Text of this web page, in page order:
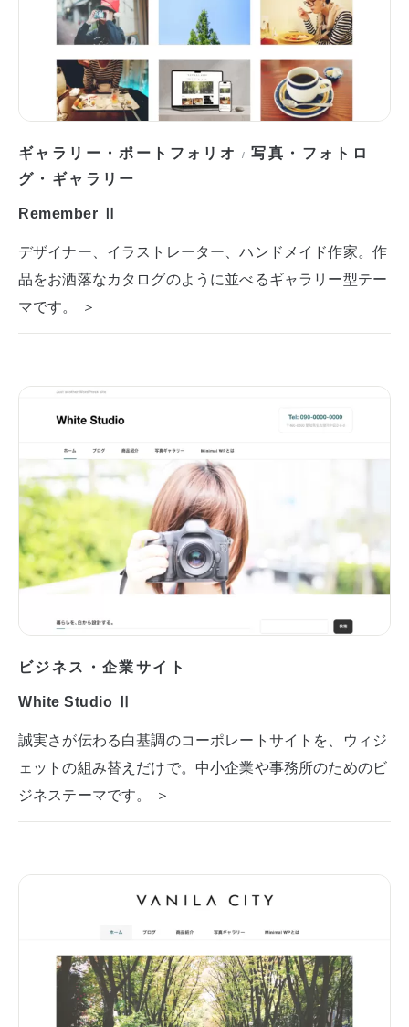
ギャラリー・ポートフォリオ /写真・フォトロ
グ・ギャラリー
Remember Ⅱ
デザイナー、イラストレーター、ハンドメイド作家。作
品をお洒落なカタログのように並べるギャラリー型テー
マです。 ＞
ビジネス・企業サイト
White Studio Ⅱ
誠実さが伝わる白基調のコーポレートサイトを、ウィジ
ェットの組み替えだけで。中小企業や事務所のためのビ
ジネステーマです。 ＞